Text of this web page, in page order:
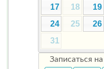
17
18 19
24
25 26
31
Записаться